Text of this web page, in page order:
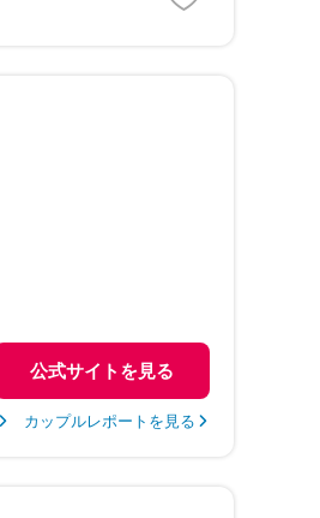
公式サイトを見る
カップルレポートを見る